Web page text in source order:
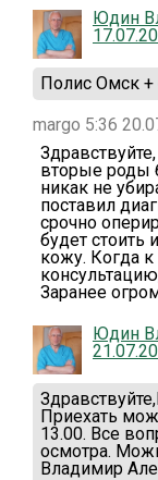
Юдин
Полис Омск +
margo 5:36
вторые роды
никак не
поставил
срочно
будет стоить
кожу. Когда
Заранее
Юдин
Приехать
13.00. Все
осмотра.
Владимир